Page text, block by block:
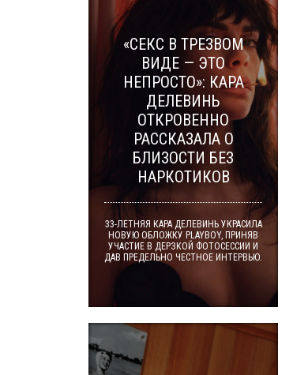
«СЕКС В ТРЕЗВОМ
ВИДЕ — ЭТО
НЕПРОСТО»: КАРА
ДЕЛЕВИНЬ
ОТКРОВЕННО
РАССКАЗАЛА О
БЛИЗОСТИ БЕЗ
НАРКОТИКОВ
33-ЛЕТНЯЯ КАРА ДЕЛЕВИНЬ УКРАСИЛА
НОВУЮ ОБЛОЖКУ PLAYBOY, ПРИНЯВ
УЧАСТИЕ В ДЕРЗКОЙ ФОТОСЕССИИ И
ДАВ ПРЕДЕЛЬНО ЧЕСТНОЕ ИНТЕРВЬЮ.